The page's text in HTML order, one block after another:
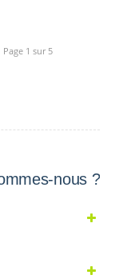
Page 1 sur 5
nous ?